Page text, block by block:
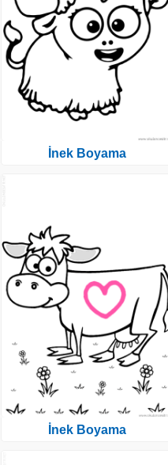
İnek Boyama
İnek Boyama